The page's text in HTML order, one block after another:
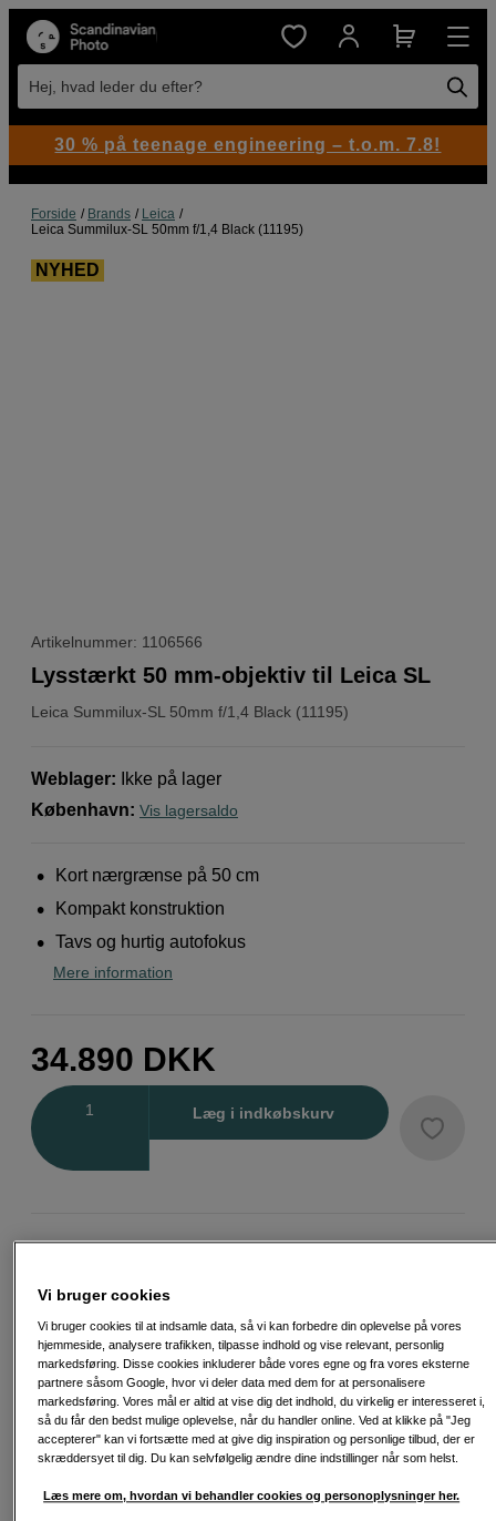
Hej, hvad leder du efter?
Forside Brands
Leica
Leica Summilux-SL 50mm f/1,4 Black (11195)
NYHED
Artikelnummer: 1106566
Leica Summilux-SL 50mm f/1,4 Black (11195)
Lysstærkt 50 mm-objektiv til Leica SL
Weblager:
Ikke på lager
København: Vis lagersaldo
Kort nærgrænse på 50 cm
Kompakt konstruktion
Tavs og hurtig autofokus
Mere information
34.890 DKK
Læg i indkøbskurv
30 dages returret
Personlig service og ekspertrådgivning
Passende tilbehør Se flere tilbehør
30 % på teenage engineering – t.o.m. 7.8!
Vi bruger cookies
Vi bruger cookies til at indsamle data, så vi kan forbedre din oplevelse på vores
hjemmeside, analysere trafikken, tilpasse indhold og vise relevant, personlig
markedsføring. Disse cookies inkluderer både vores egne og fra vores eksterne
partnere såsom Google, hvor vi deler data med dem for at personalisere
markedsføring. Vores mål er altid at vise dig det indhold, du virkelig er interesseret i,
så du får den bedst mulige oplevelse, når du handler online. Ved at klikke på "Jeg
accepterer" kan vi fortsætte med at give dig inspiration og personlige tilbud, der er
skræddersyet til dig. Du kan selvfølgelig ændre dine indstillinger når som helst.
Læs mere om, hvordan vi behandler cookies og personoplysninger her.